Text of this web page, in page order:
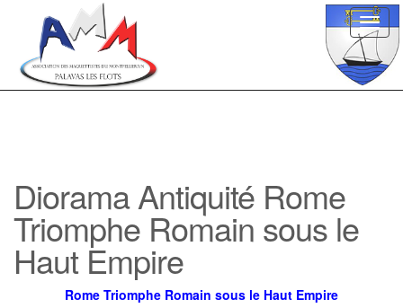
Diorama Antiquité Rome
Triomphe Romain sous le
Haut Empire
Rome Triomphe Romain sous le Haut Empire